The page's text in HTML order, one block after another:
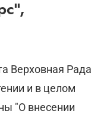
Верховная Рада
и в целом
"О внесении